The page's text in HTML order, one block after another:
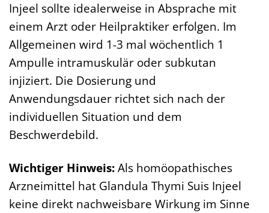
Injeel sollte idealerweise in Absprache mit
einem Arzt oder Heilpraktiker erfolgen. Im
Allgemeinen wird 1-3 mal wöchentlich 1
Ampulle intramuskulär oder subkutan
injiziert. Die Dosierung und
Anwendungsdauer richtet sich nach der
individuellen Situation und dem
Beschwerdebild.
Wichtiger Hinweis:Als homöopathisches
Arzneimittel hat Glandula Thymi Suis Injeel
keine direkt nachweisbare Wirkung im Sinne